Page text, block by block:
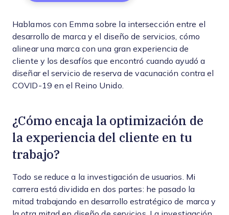
Hablamos con Emma sobre la intersección entre el
desarrollo de marca y el diseño de servicios, cómo
alinear una marca con una gran experiencia de
cliente y los desafíos que encontró cuando ayudó a
diseñar el servicio de reserva de vacunación contra el
COVID-19 en el Reino Unido.
¿Cómo encaja la optimización de
la experiencia del cliente en tu
trabajo?
Todo se reduce a la investigación de usuarios. Mi
carrera está dividida en dos partes: he pasado la
mitad trabajando en desarrollo estratégico de marca y